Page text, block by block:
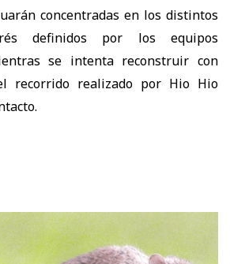
concentradas en los distintos
definidos por los equipos
se intenta reconstruir con
recorrido realizado por Hio Hio